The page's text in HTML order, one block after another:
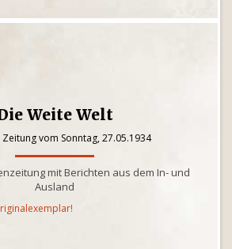
Weite Welt
vom Sonntag, 27.05.1934
mit Berichten aus dem In- und
Ausland